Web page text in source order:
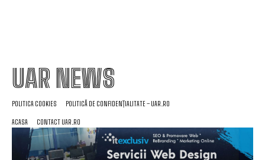
UAR NEWS
POLITICA COOKIES POLITICĂ DE CONFIDENȚIALITATE – UAR.RO
ACASA CONTACT UAR.RO